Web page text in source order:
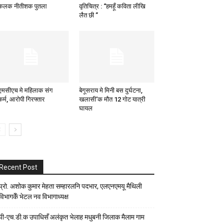
नीतीशक पुतला
वृतिचित्र : “हमहूँ कविता लीखि
लैत छी ”
मे महिलाक संग
आरोपी गिरफ्तार
बेगूसराय मे मिनी बस दुर्घटना,
खलासी’क मौत 12 गोट यात्री
घायल
Recent Post
अशोक कुमार मेहता सम्हारलनि पदभार, एलएनएमयू मैथिली
भेटल नव विभागाध्यक्ष
एच.डी.क उपाधिसँ अलंकृत भेलाह मधुबनी जिलाक मैलाम गाम